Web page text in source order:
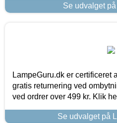
Se udvalget
LampeGuru.dk er certificeret
gratis returnering ved
ved ordrer over 499 kr. Klik
Se udvalget på